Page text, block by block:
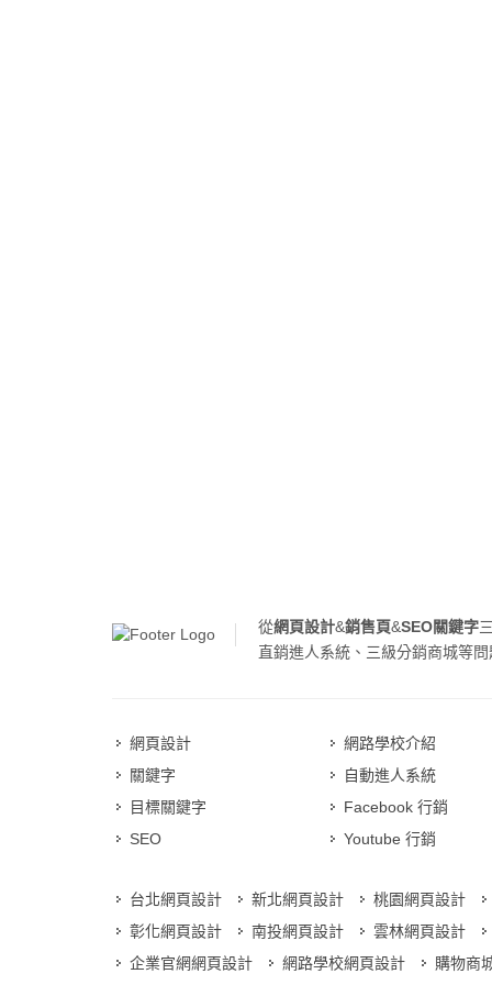
從網頁設計&銷售頁&SEO關鍵字
直銷進人系統、三級分銷商城等
網頁設計
關鍵字
目標關鍵字
SEO
網路學校介紹
自動進人系統
Facebook 行銷
Youtube 行銷
台北網頁設計 新北網頁設計
桃園網頁設計
彰化網頁設計
南投網頁設計
雲林網頁設計
企業官網網頁設計
網路學校網頁設計 購物商